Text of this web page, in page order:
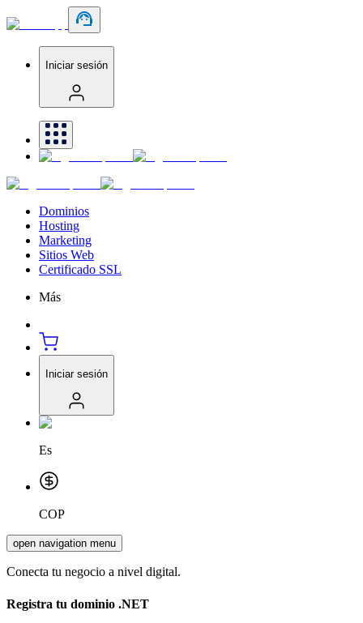
Iniciar sesión
Dominios
Hosting
Marketing
Sitios Web
Certificado SSL
Más
Iniciar sesión
Es
COP
open navigation menu
Conecta tu negocio a nivel digital.
Registra tu dominio .NET